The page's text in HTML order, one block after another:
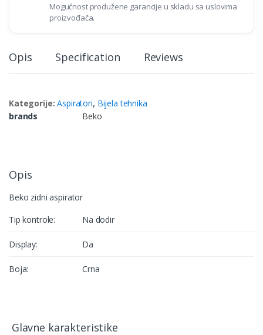
Mogućnost produžene garancije u skladu sa uslovima
proizvođača.
Opis Specification Reviews
Kategorije:Aspiratori, Bijela tehnika
brands
Beko
Opis
Beko zidni aspirator
Tip kontrole:
Na dodir
Display: Da
Boja: Crna
Glavne karakteristike